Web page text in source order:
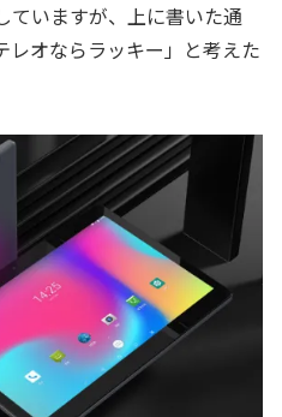
ていますが、上に書いた通
レオならラッキー」と考えた